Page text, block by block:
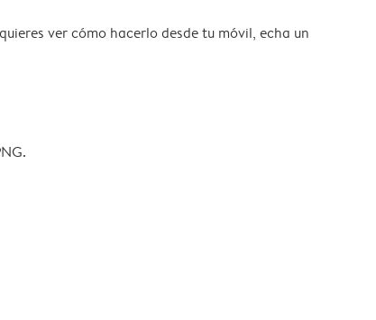
ver cómo hacerlo desde tu móvil, echa un